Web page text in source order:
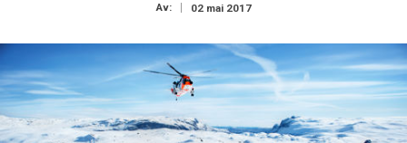
Av: 02 mai 2017